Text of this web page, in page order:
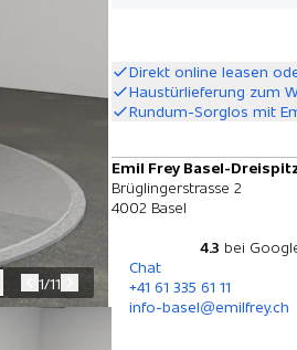
Direkt online leasen
Haustürlieferung zum
Rundum-Sorglos mit
Emil Frey Basel-
Brüglingerstrasse 2
4002 Basel
4.3 bei
Chat
+41 61 335 61 11
info-basel@emilfrey.ch
1/11